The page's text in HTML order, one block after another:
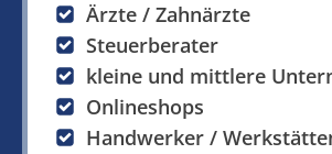
Ärzte / Zahnärzte
Steuerberater
kleine und mittlere
Onlineshops
Handwerker /